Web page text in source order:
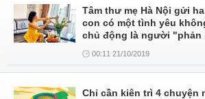
Tâm thư mẹ Hà Nội gửi
con có một tình yêu
chủ động là người "phản
00:11 21/10/2019
Chỉ cần kiên trì 4 chuyện